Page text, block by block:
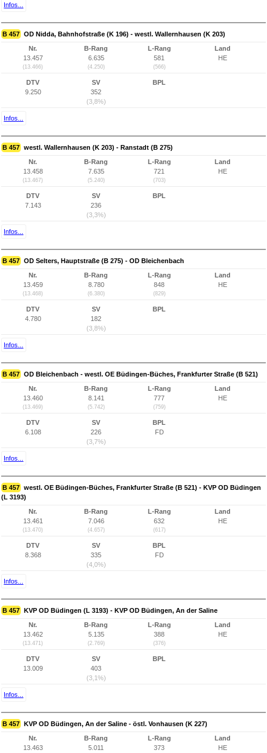
Infos...
B 457 OD Nidda, Bahnhofstraße (K 196) - westl. Wallernhausen (K 203)
Nr.
13.457
(13.466)
B-Rang
6.635
(4.250)
L-Rang
581
(566)
Land
HE
DTV
9.250
SV
352
(3,8%)
BPL
Infos...
B 457 westl. Wallernhausen (K 203) - Ranstadt (B 275)
Nr.
13.458
(13.467)
B-Rang
7.635
(5.240)
L-Rang
721
(703)
Land
HE
DTV
7.143
SV
236
(3,3%)
BPL
Infos...
B 457 OD Selters, Hauptstraße (B 275) - OD Bleichenbach
Nr.
13.459
(13.468)
B-Rang
8.780
(6.380)
L-Rang
848
(829)
Land
HE
DTV
4.780
SV
182
(3,8%)
BPL
Infos...
B 457 OD Bleichenbach - westl. OE Büdingen-Büches, Frankfurter Straße (B 521)
Nr.
13.460
(13.469)
B-Rang
8.141
(5.742)
L-Rang
777
(759)
Land
HE
DTV
6.108
SV
226
(3,7%)
BPL
FD
Infos...
B 457 westl. OE Büdingen-Büches, Frankfurter Straße (B 521) - KVP OD Büdingen
(L 3193)
Nr.
13.461
(13.470)
B-Rang
7.046
(4.657)
L-Rang
632
(617)
Land
HE
DTV
8.368
SV
335
(4,0%)
BPL
FD
Infos...
B 457 KVP OD Büdingen (L 3193) - KVP OD Büdingen, An der Saline
Nr.
13.462
(13.471)
B-Rang
5.135
(2.769)
L-Rang
388
(376)
Land
HE
DTV
13.009
SV
403
(3,1%)
BPL
Infos...
B 457 KVP OD Büdingen, An der Saline - östl. Vonhausen (K 227)
Nr.
13.463
B-Rang
5.011
L-Rang
373
Land
HE